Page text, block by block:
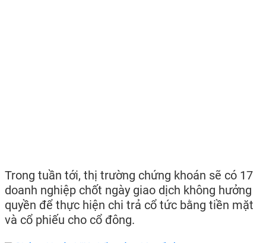
Trong tuần tới, thị trường chứng khoán sẽ có 17
doanh nghiệp chốt ngày giao dịch không hưởng
quyền để thực hiện chi trả cổ tức bằng tiền mặt
và cổ phiếu cho cổ đông.